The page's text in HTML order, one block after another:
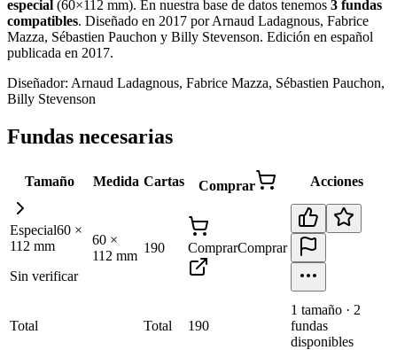
especial (60×112 mm). En nuestra base de datos tenemos 3 fundas
compatibles. Diseñado en 2017 por Arnaud Ladagnous, Fabrice
Mazza, Sébastien Pauchon y Billy Stevenson. Edición en español
publicada en 2017.
Diseñador: Arnaud Ladagnous, Fabrice Mazza, Sébastien Pauchon,
Billy Stevenson
Fundas necesarias
Tamaño Medida Cartas Comprar Acciones
Especial60 ×
112 mm
Sin verificar
60 ×
112 mm
190 ComprarComprar
Total Total 190
1 tamaño · 2
fundas
disponibles